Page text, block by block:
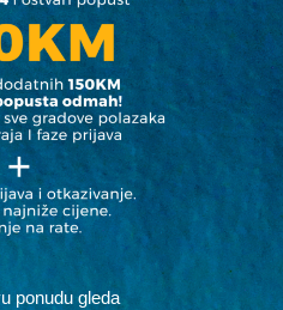
ponudu gleda